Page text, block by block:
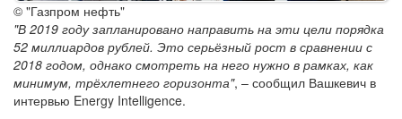
© "Газпром нефть"
"В 2019 году запланировано направить на эти цели порядка
52 миллиардов рублей. Это серьёзный рост в сравнении с
2018 годом, однако смотреть на него нужно в рамках, как
минимум, трёхлетнего горизонта", – сообщил Вашкевич в
интервью Energy Intelligence.